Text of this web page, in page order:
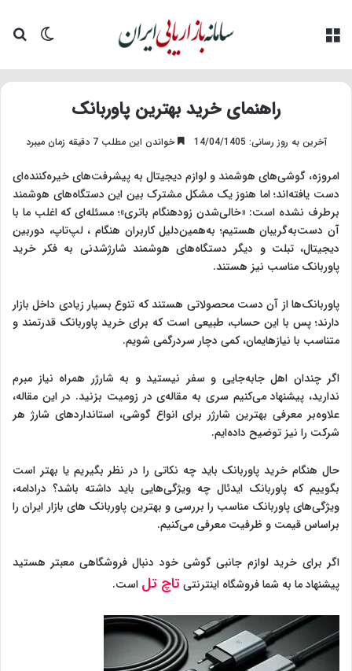
تغییر
راهنمای خرید بهترین پاوربانک
آخرین به روز رسانی: 14/04/1405 خواندن این مطلب 7 دقیقه زمان میبرد
امروزه، گوشی‌های هوشمند و لوازم دیجیتال به پیشرفت‌های خیره‌کننده‌ای
دست یافته‌اند؛ اما هنوز یک مشکل مشترک بین این دستگاه‌های هوشمند
برطرف نشده است: «خالی‌شدن زودهنگام باتری»؛ مسئله‌ای که اغلب ما با
آن دست‌به‌گریبان هستیم؛ به‌همین‌دلیل کاربران هنگام ، لپ‌تاپ، دوربین
دیجیتال، تبلت و دیگر دستگاه‌های هوشمند شارژشدنی به فکر خرید
پاوربانک مناسب نیز هستند.
پاوربانک‌ها از آن دست محصولاتی هستند که تنوع بسیار زیادی داخل بازار
دارند؛ پس با این حساب، طبیعی است که برای خرید پاوربانک قدرتمند و
متناسب با نیازهایمان، کمی دچار سردرگمی شویم.
اگر چندان اهل جابه‌جایی و سفر نیستید و به شارژر همراه نیاز مبرم
ندارید، پیشنهاد می‌کنیم سری به مقاله‌ی در زومیت بزنید. در این مقاله،
علاوه‌بر معرفی بهترین شارژر برای انواع گوشی، استانداردهای شارژ هر
شرکت را نیز توضیح داده‌ایم.
حال هنگام خرید پاوربانک باید چه نکاتی را در نظر بگیریم یا بهتر است
بگوییم که پاوربانک ایدئال چه ویژگی‌هایی باید داشته باشد؟ در‌ادامه،
ویژگی‌های پاوربانک مناسب را بررسی و بهترین پاوربانک های بازار ایران را
بر‌اساس قیمت و ظرفیت معرفی می‌کنیم.
اگر برای خرید لوازم جانبی گوشی خود دنبال فروشگاهی معبتر هستید
پیشنهاد ما به شما فروشگاه اینترنتیتاچ تل است.